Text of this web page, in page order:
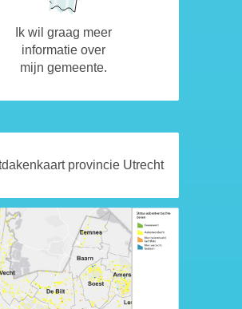
Ik wil graag meer
informatie over
mijn gemeente.
provincie Utrecht